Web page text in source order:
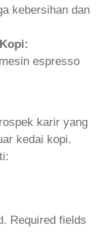
kebersihan dan
espresso
karir yang
kedai kopi.
Required fields